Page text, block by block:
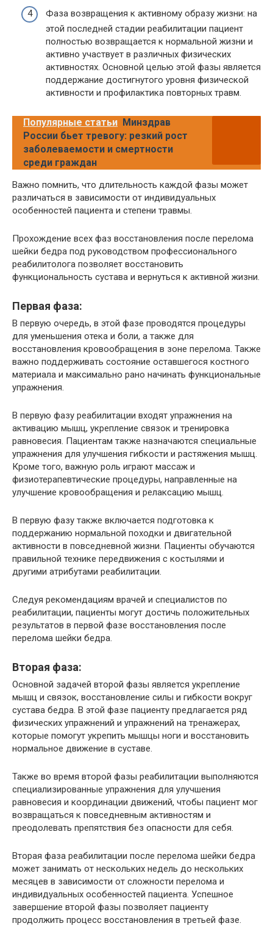
Фаза возвращения к активному образу жизни: на
этой последней стадии реабилитации пациент
полностью возвращается к нормальной жизни и
активно участвует в различных физических
активностях. Основной целью этой фазы является
поддержание достигнутого уровня физической
активности и профилактика повторных травм.
Популярные статьи Минздрав
России бьет тревогу: резкий рост
заболеваемости и смертности
среди граждан
Важно помнить, что длительность каждой фазы может
различаться в зависимости от индивидуальных
особенностей пациента и степени травмы.
Прохождение всех фаз восстановления после перелома
шейки бедра под руководством профессионального
реабилитолога позволяет восстановить
функциональность сустава и вернуться к активной жизни.
Первая фаза:
В первую очередь, в этой фазе проводятся процедуры
для уменьшения отека и боли, а также для
восстановления кровообращения в зоне перелома. Также
важно поддерживать состояние оставшегося костного
материала и максимально рано начинать функциональные
упражнения.
В первую фазу реабилитации входят упражнения на
активацию мышц, укрепление связок и тренировка
равновесия. Пациентам также назначаются специальные
упражнения для улучшения гибкости и растяжения мышц.
Кроме того, важную роль играют массаж и
физиотерапевтические процедуры, направленные на
улучшение кровообращения и релаксацию мышц.
В первую фазу также включается подготовка к
поддержанию нормальной походки и двигательной
активности в повседневной жизни. Пациенты обучаются
правильной технике передвижения с костылями и
другими атрибутами реабилитации.
Следуя рекомендациям врачей и специалистов по
реабилитации, пациенты могут достичь положительных
результатов в первой фазе восстановления после
перелома шейки бедра.
Вторая фаза:
Основной задачей второй фазы является укрепление
мышц и связок, восстановление силы и гибкости вокруг
сустава бедра. В этой фазе пациенту предлагается ряд
физических упражнений и упражнений на тренажерах,
которые помогут укрепить мышцы ноги и восстановить
нормальное движение в суставе.
Также во время второй фазы реабилитации выполняются
специализированные упражнения для улучшения
равновесия и координации движений, чтобы пациент мог
возвращаться к повседневным активностям и
преодолевать препятствия без опасности для себя.
Вторая фаза реабилитации после перелома шейки бедра
может занимать от нескольких недель до нескольких
месяцев в зависимости от сложности перелома и
индивидуальных особенностей пациента. Успешное
завершение второй фазы позволяет пациенту
продолжить процесс восстановления в третьей фазе.